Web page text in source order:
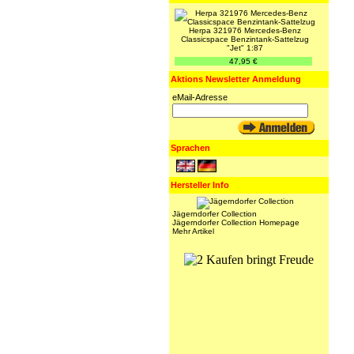
Herpa 321976 Mercedes-Benz
Classicspace Benzintank-Sattelzug
"Jet" 1:87
47,95 €
Aktions Newsletter Anmeldung
eMail-Adresse
Sprachen
Hersteller Info
Jägerndorfer Collection
Jägerndorfer Collection Homepage
Mehr Artikel